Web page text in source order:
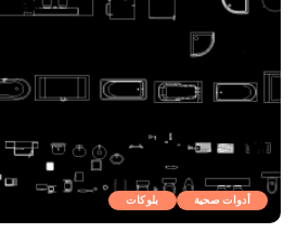
أدوات صحية بلوکات